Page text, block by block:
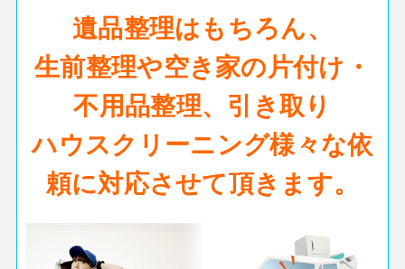
遺品整理はもちろん、
生前整理や空き家の片付け・
不用品整理、引き取り
ハウスクリーニング様々な依
頼に対応させて頂きます。